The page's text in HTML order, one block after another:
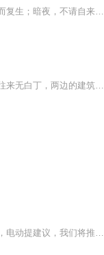
暗夜，幽暗的墙角，有影无形的神秘访客，送来骇人的死亡邀请；暗夜疹人的音乐，女星死而复生；暗夜，不请自来的旅游巴士，昏昏旅客群中茕茕qióng独立的小姑娘；鬼魂？梦境？人类最大的谜是死亡，这是一部关于死亡的小说，本书注重探索生命逝去后的秘密，揭示死亡之门后面的奥秘。 我是一名刑警，2009年7月的一天，在回家的路上买了一本《科学与探索》杂志，上面有一篇题目是《探索生命逝去后的秘密》的报道吸引了我，就在当天晚上我梦到自己进行了濒死体验。 随后我竟然收到了一封电子邮件，内...
在南城的东城区，有一条隐逸街。早年间，这里住的是一些名人逸士，真正是谈笑有鸿儒、往来无白丁，两边的建筑物虽然简陋，却也隐隐透出一股书香之气。五年来，隐逸街一直高居南城案率的榜，因此，在本地人中间，这条街又有个浑名，叫杀人街。
一良心作品，经典巨作，获奖小说，故事情节跌宕起伏，转折紧扣人心弦。请大家多多支持，电动提建议，我们将推出更多的优秀作品，满足您的耳朵，震撼您的心灵。一良心作品，经典巨作，获奖小说，故事情节跌宕起伏，转折紧扣人心弦。请大家多多支持，电动提建议，我们将推出更多的优秀作品，满足您的耳朵，震撼您的心灵。